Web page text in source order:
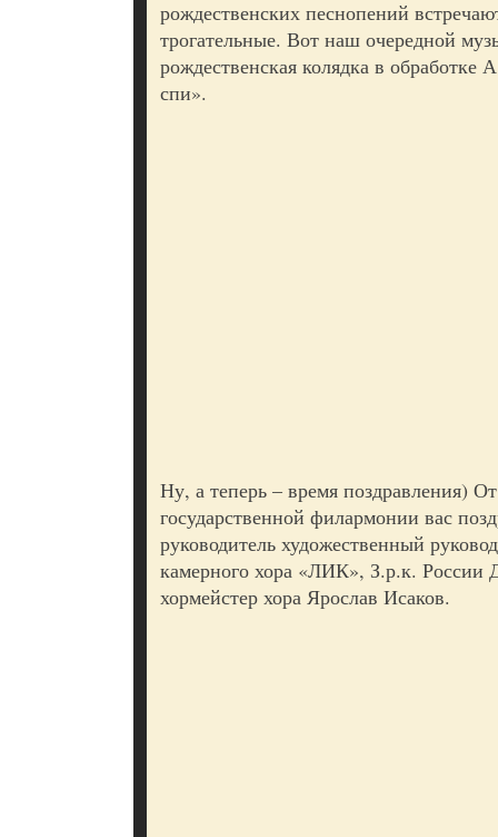
рождественских песнопений
трогательные. Вот наш очередной
рождественская колядка в
спи».
Ну, а теперь – время поздравления)
государственной филармонии вас
руководитель художественный
камерного хора «ЛИК», З.р.к. России
хормейстер хора Ярослав Исаков.